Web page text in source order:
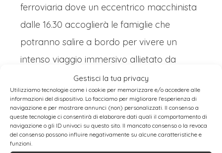
Gestisci la tua privacy
Utilizziamo tecnologie come i cookie per memorizzare e/o accedere alle
informazioni del dispositivo. Lo facciamo per migliorare l'esperienza di
navigazione e per mostrare annunci (non) personalizzati. Il consenso a
queste tecnologie ci consentirà di elaborare dati quali il comportamento di
navigazione o gli ID univoci su questo sito. Il mancato consenso o la revoca
del consenso possono influire negativamente su alcune caratteristiche e
funzioni.
ferroviaria dove un eccentrico macchinista
dalle 16.30 accoglierà le famiglie che
potranno salire a bordo per vivere un
intenso viaggio immersivo allietato da
musiche, suoni, luci e colori natalizi per
un’esperienza davvero unica. Dalle 10.00
alle 19.30 Orario spettacoli: 16.30 – 17.30 –
18.30 – 19.00 – Piazza della Libertà